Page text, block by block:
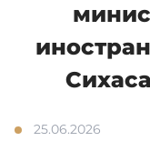
Проекты
Услуги
25.06.2026